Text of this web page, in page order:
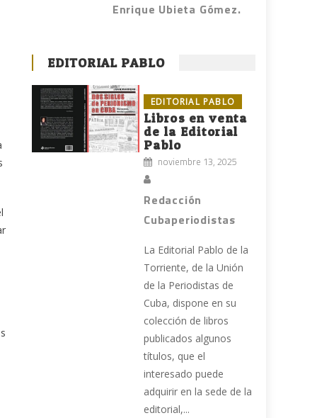
Enrique Ubieta Gómez.
EDITORIAL PABLO
EDITORIAL PABLO
Libros en venta
de la Editorial
Pablo
noviembre 13, 2025
Redacción
Cubaperiodistas
La Editorial Pablo de la
Torriente, de la Unión
de la Periodistas de
Cuba, dispone en su
colección de libros
publicados algunos
títulos, que el
interesado puede
adquirir en la sede de la
editorial,...